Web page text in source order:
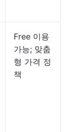
Free 이용
가능; 맞춤
형 가격 정
책